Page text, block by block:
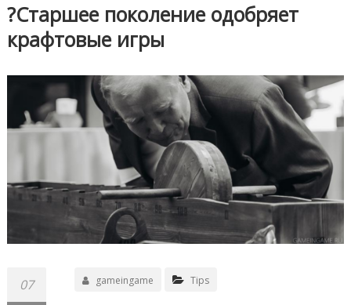
?Старшее поколение одобряет
крафтовые игры
07 gameingame Tips